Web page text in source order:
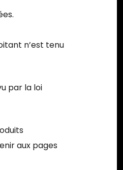
n’est tenu
par la loi
aux pages